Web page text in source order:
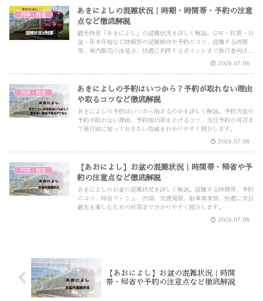
列車・特急
あをによしの混雑状況｜時期・時間帯・予約の注意
点など徹底解説
観光特急「あをによし」の混雑状況を詳しく解説。GW・紅葉・お
盆・年末年始など時期別の混雑傾向や予約のコツ、混雑する時間
帯、車内販売の注意点、快適に利用するポイントまで旅行者向けに
2026.07.08
列車・特急
あをによしの予約はいつから？予約が取れない理由
や取るコツなど徹底解説
あをによしの予約はいつから始まるのかを詳しく解説。予約方法や
予約が取れない理由、予約成功率を上げるコツ、当日予約の可否ま
で旅行前に知っておきたい情報をわかりやすく紹介します。
2026.07.08
列車・特急
【あおによし】お盆の混雑状況｜時間帯・帰省や予
約の注意点など徹底解説
あをによしのお盆の混雑状況を詳しく解説。混雑する時間帯、予約
のコツ、帰省ラッシュ、渋滞、交通規制、駐車場事情、快適に奈良
観光を楽しむための対策まで分かりやすく紹介します。
2026.07.08
【あおによし】お盆の混雑状況｜時間
帯・帰省や予約の注意点など徹底解説